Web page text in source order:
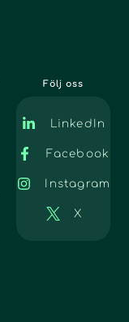
Följ oss
LinkedIn
Facebook
Instagram
X